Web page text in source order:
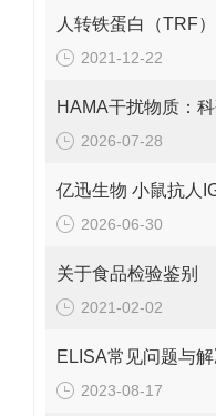
2021-12-22
2026-07-28
2026-06-30
关于食品检验鉴别
2021-02-02
ELISA常见问题与
2023-08-17